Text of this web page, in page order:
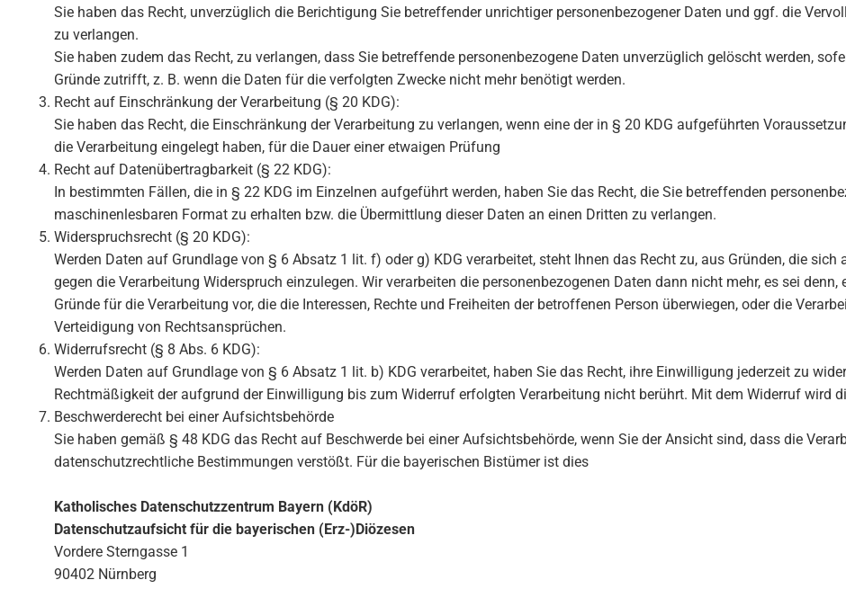
Sie haben das Recht, unverzüglich die Berichtigung Sie betreffender unrichtiger personenbezogener Daten und ggf. die
zu verlangen.
Sie haben zudem das Recht, zu verlangen, dass Sie betreffende personenbezogene Daten unverzüglich gelöscht werden,
Gründe zutrifft, z. B. wenn die Daten für die verfolgten Zwecke nicht mehr benötigt werden.
Recht auf Einschränkung der Verarbeitung (§ 20 KDG):
Sie haben das Recht, die Einschränkung der Verarbeitung zu verlangen, wenn eine der in § 20 KDG aufgeführten
die Verarbeitung eingelegt haben, für die Dauer einer etwaigen Prüfung
Recht auf Datenübertragbarkeit (§ 22 KDG):
In bestimmten Fällen, die in § 22 KDG im Einzelnen aufgeführt werden, haben Sie das Recht, die Sie betreffenden
maschinenlesbaren Format zu erhalten bzw. die Übermittlung dieser Daten an einen Dritten zu verlangen.
Widerspruchsrecht (§ 20 KDG):
Werden Daten auf Grundlage von § 6 Absatz 1 lit. f) oder g) KDG verarbeitet, steht Ihnen das Recht zu, aus Gründen, die sich
gegen die Verarbeitung Widerspruch einzulegen. Wir verarbeiten die personenbezogenen Daten dann nicht mehr, es sei
Gründe für die Verarbeitung vor, die die Interessen, Rechte und Freiheiten der betroffenen Person überwiegen, oder die
Verteidigung von Rechtsansprüchen.
Widerrufsrecht (§ 8 Abs. 6 KDG):
Werden Daten auf Grundlage von § 6 Absatz 1 lit. b) KDG verarbeitet, haben Sie das Recht, ihre Einwilligung jederzeit zu
Rechtmäßigkeit der aufgrund der Einwilligung bis zum Widerruf erfolgten Verarbeitung nicht berührt. Mit dem Widerruf wird
Beschwerderecht bei einer Aufsichtsbehörde
Sie haben gemäß § 48 KDG das Recht auf Beschwerde bei einer Aufsichtsbehörde, wenn Sie der Ansicht sind, dass die
datenschutzrechtliche Bestimmungen verstößt. Für die bayerischen Bistümer ist dies
Katholisches Datenschutzzentrum Bayern (KdöR)
Datenschutzaufsicht für die bayerischen (Erz-)Diözesen
Vordere Sterngasse 1
90402 Nürnberg